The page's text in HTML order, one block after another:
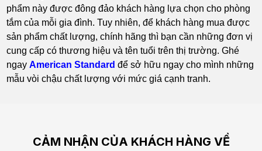
phẩm này được đông đảo khách hàng lựa chọn cho phòng
tắm của mỗi gia đình. Tuy nhiên, để khách hàng mua được
sản phẩm chất lượng, chính hãng thì bạn cần những đơn vị
cung cấp có thương hiệu và tên tuổi trên thị trường. Ghé
ngay American Standard để sở hữu ngay cho mình những
mẫu vòi chậu chất lượng với mức giá cạnh tranh.
CẢM NHẬN CỦA KHÁCH HÀNG VỀ